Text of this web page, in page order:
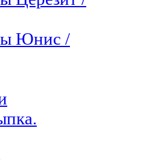
Юнис /